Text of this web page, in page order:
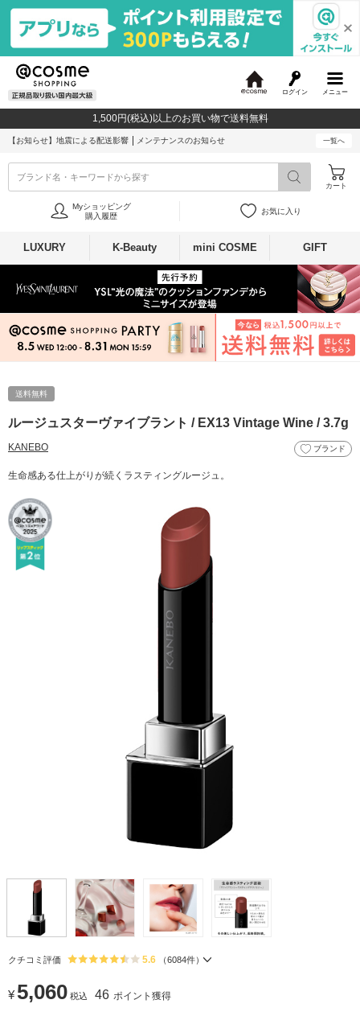
メニュー
ログイン
c
o
1,500円(税込)以上のお買い物で送料無料
【お知らせ】 地震による配送影響 メンテナンスのお知らせ 一覧へ
ブランド名・キーワードから探す
カート
Myショッピング
購入履歴
お気に入り
LUXURY K-Beauty mini COSME GIFT
送料無料
ルージュスターヴァイブラント / EX13 Vintage Wine / 3.7g
KANEBO ブランド
生命感ある仕上がりが続くラスティングルージュ。
クチコミ評価 5.6 （6084件）
¥ 5,060 税込 46 ポイント獲得